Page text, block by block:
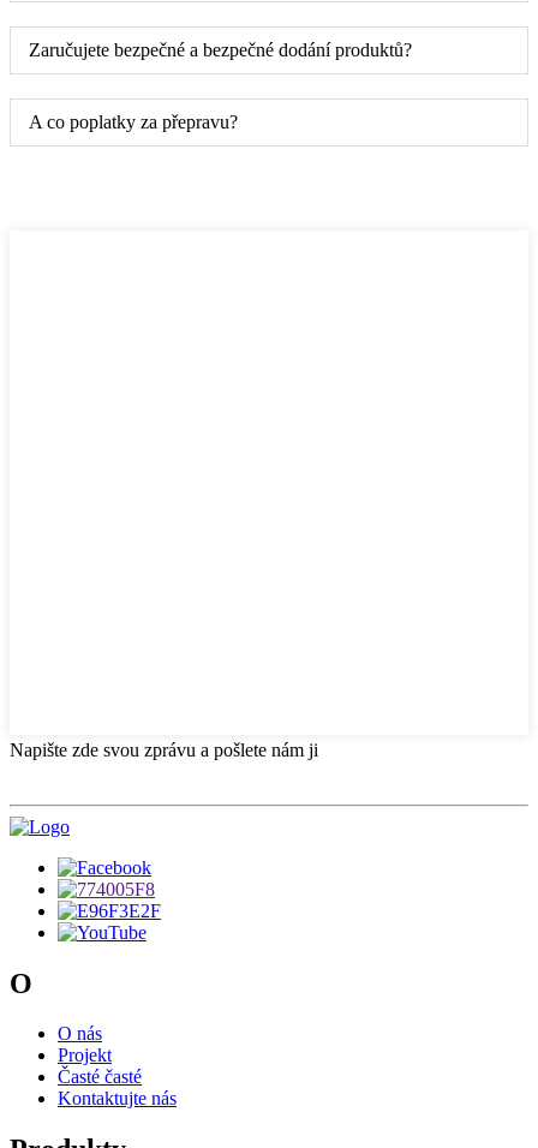
Zaručujete bezpečné a bezpečné dodání produktů?
A co poplatky za přepravu?
Napište zde svou zprávu a pošlete nám ji
O
O nás
Projekt
Časté časté
Kontaktujte nás